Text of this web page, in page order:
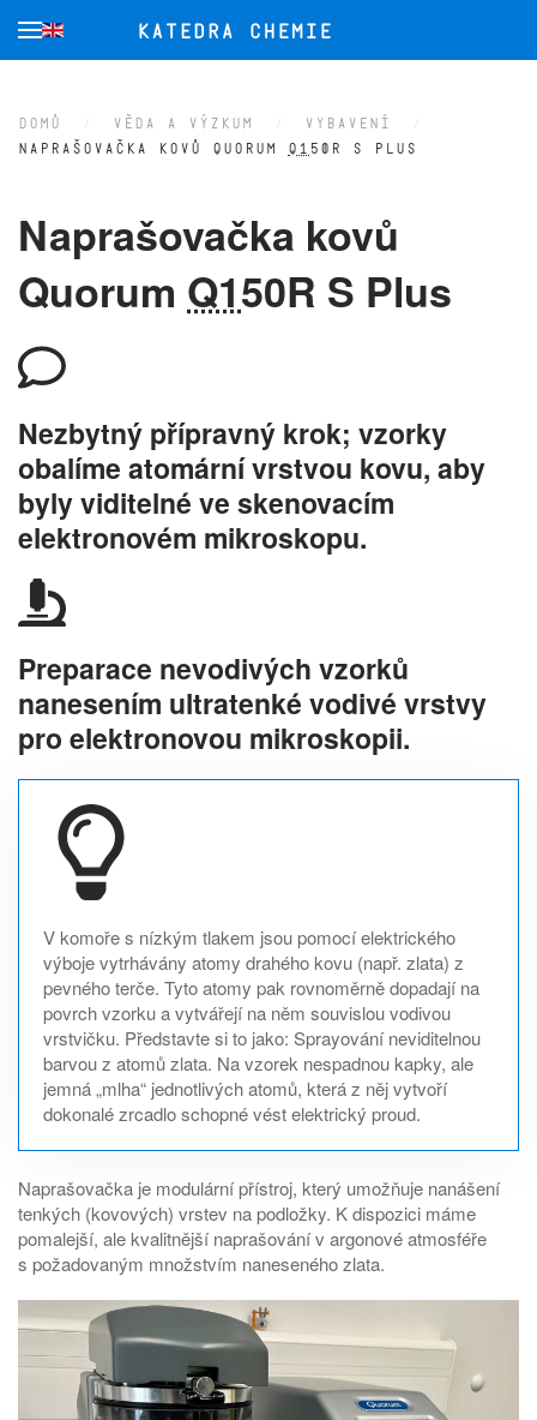
Přejít na hlavní obsah
DOMŮ VĚDA A VÝZKUM
VYBAVENÍ
NAPRAŠOVAČKA KOVŮ QUORUM Q1 50R S PLUS
Naprašovačka kovů
Quorum Q150R S Plus
Nezbytný přípravný krok; vzorky
obalíme atomární vrstvou kovu, aby
byly viditelné ve skenovacím
elektronovém mikroskopu.
Preparace nevodivých vzorků
nanesením ultratenké vodivé vrstvy
pro elektronovou mikroskopii.
V komoře s nízkým tlakem jsou pomocí elektrického
výboje vytrhávány atomy drahého kovu (např. zlata) z
pevného terče. Tyto atomy pak rovnoměrně dopadají na
povrch vzorku a vytvářejí na něm souvislou vodivou
vrstvičku. Představte si to jako: Sprayování neviditelnou
barvou z atomů zlata. Na vzorek nespadnou kapky, ale
jemná „mlha“ jednotlivých atomů, která z něj vytvoří
dokonalé zrcadlo schopné vést elektrický proud.
Naprašovačka je modulární přístroj, který umožňuje nanášení
tenkých (kovových) vrstev na podložky. K dispozici máme
pomalejší, ale kvalitnější naprašování v argonové atmosféře
s požadovaným množstvím naneseného zlata.